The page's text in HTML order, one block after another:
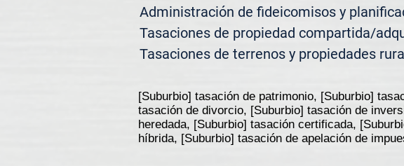
Administración de fideicomisos y
Tasaciones de propiedad compartida/
Tasaciones de terrenos y propiedades
[Suburbio] tasación de patrimonio, [Suburbio]
tasación de divorcio, [Suburbio] tasación de
heredada, [Suburbio] tasación certificada,
híbrida, [Suburbio] tasación de apelación de